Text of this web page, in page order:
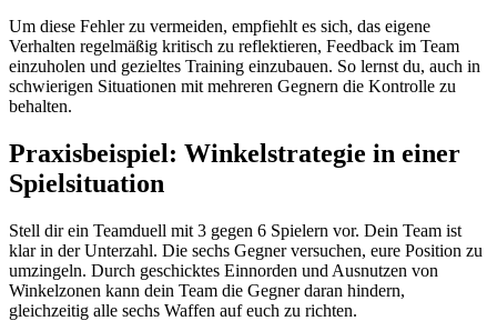
Um diese Fehler zu vermeiden, empfiehlt es sich, das eigene
Verhalten regelmäßig kritisch zu reflektieren, Feedback im Team
einzuholen und gezieltes Training einzubauen. So lernst du, auch in
schwierigen Situationen mit mehreren Gegnern die Kontrolle zu
behalten.
Praxisbeispiel: Winkelstrategie in einer
Spielsituation
Stell dir ein Teamduell mit 3 gegen 6 Spielern vor. Dein Team ist
klar in der Unterzahl. Die sechs Gegner versuchen, eure Position zu
umzingeln. Durch geschicktes Einnorden und Ausnutzen von
Winkelzonen kann dein Team die Gegner daran hindern,
gleichzeitig alle sechs Waffen auf euch zu richten.